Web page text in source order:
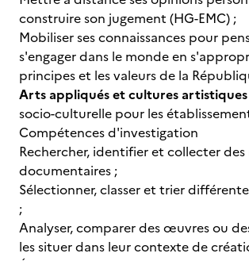
construire son jugement (HG-EMC) ;
Mobiliser ses connaissances pour
s'engager dans le monde en
principes et les valeurs de la
Arts appliqués et cultures artistiques
socio-culturelle pour les
Compétences d'investigation
Rechercher, identifier et collecter des
documentaires ;
Sélectionner, classer et trier
;
Analyser, comparer des œuvres ou
les situer dans leur contexte de